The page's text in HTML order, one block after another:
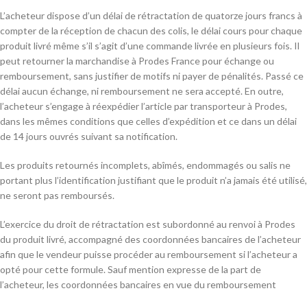
L’acheteur dispose d’un délai de rétractation de quatorze jours francs à
compter de la réception de chacun des colis, le délai cours pour chaque
produit livré même s’il s’agit d’une commande livrée en plusieurs fois. Il
peut retourner la marchandise à Prodes France pour échange ou
remboursement, sans justifier de motifs ni payer de pénalités. Passé ce
délai aucun échange, ni remboursement ne sera accepté. En outre,
l’acheteur s’engage à réexpédier l’article par transporteur à Prodes,
dans les mêmes conditions que celles d’expédition et ce dans un délai
de 14 jours ouvrés suivant sa notification.
Les produits retournés incomplets, abîmés, endommagés ou salis ne
portant plus l’identification justifiant que le produit n’a jamais été utilisé,
ne seront pas remboursés.
L’exercice du droit de rétractation est subordonné au renvoi à Prodes
du produit livré, accompagné des coordonnées bancaires de l’acheteur
afin que le vendeur puisse procéder au remboursement si l’acheteur a
opté pour cette formule. Sauf mention expresse de la part de
l’acheteur, les coordonnées bancaires en vue du remboursement